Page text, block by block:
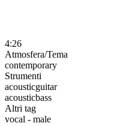
4:26
Atmosfera/Tema
contemporary
Strumenti
acousticguitar
acousticbass
Altri tag
vocal - male